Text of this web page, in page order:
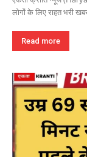
लोगों के लिए राहत भरी
Read more